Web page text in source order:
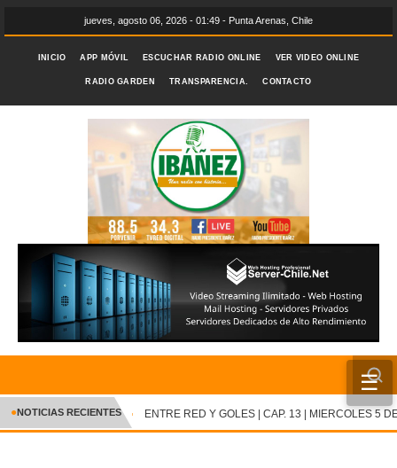
jueves, agosto 06, 2026 - 01:49 - Punta Arenas, Chile
INICIO APP MÓVIL ESCUCHAR RADIO ONLINE VER VIDEO ONLINE
RADIO GARDEN TRANSPARENCIA. CONTACTO
☰
INICIO
CRÓNICA
●NOTICIAS RECIENTES ENTRE RED Y GOLES | CAP. 13 | MIERCOLES 5 DE